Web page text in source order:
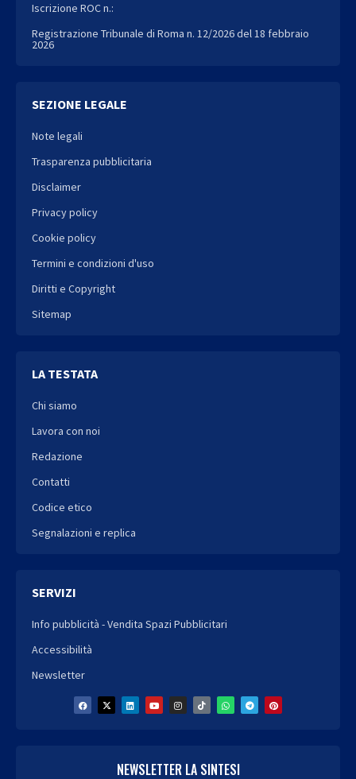
Iscrizione ROC n.:
Registrazione Tribunale di Roma n. 12/2026 del 18 febbraio
2026
SEZIONE LEGALE
Note legali
Trasparenza pubblicitaria
Disclaimer
Privacy policy
Cookie policy
Termini e condizioni d'uso
Diritti e Copyright
Sitemap
LA TESTATA
Chi siamo
Lavora con noi
Redazione
Contatti
Codice etico
Segnalazioni e replica
SERVIZI
Info pubblicità - Vendita Spazi Pubblicitari
Accessibilità
Newsletter
NEWSLETTER LA SINTESI